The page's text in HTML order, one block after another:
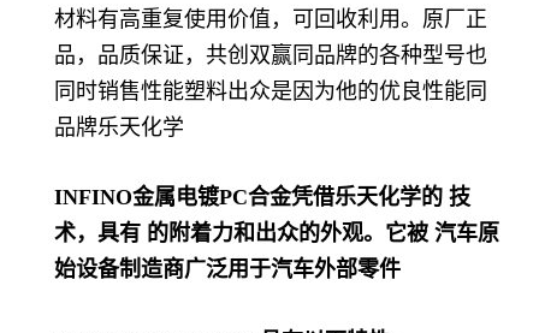
材料有高重复使用价值，可回收利用。原厂正
品，品质保证，共创双赢同品牌的各种型号也
同时销售性能塑料出众是因为他的优良性能同
品牌乐天化学
INFINO金属电镀PC合金凭借乐天化学的 技
术，具有 的附着力和出众的外观。它被 汽车原
始设备制造商广泛用于汽车外部零件